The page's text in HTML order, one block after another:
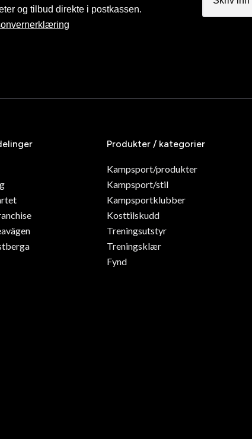
og tilbud direkte i postkassen.
Produkter / kategorier
Kampsport/produkter
Kampsport/stil
Kampsportklubber
Kosttilskudd
Treningsutstyr
Treningsklær
Fynd